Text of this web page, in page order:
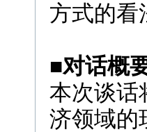
方式的看
■对话概
本次谈话
济领域的